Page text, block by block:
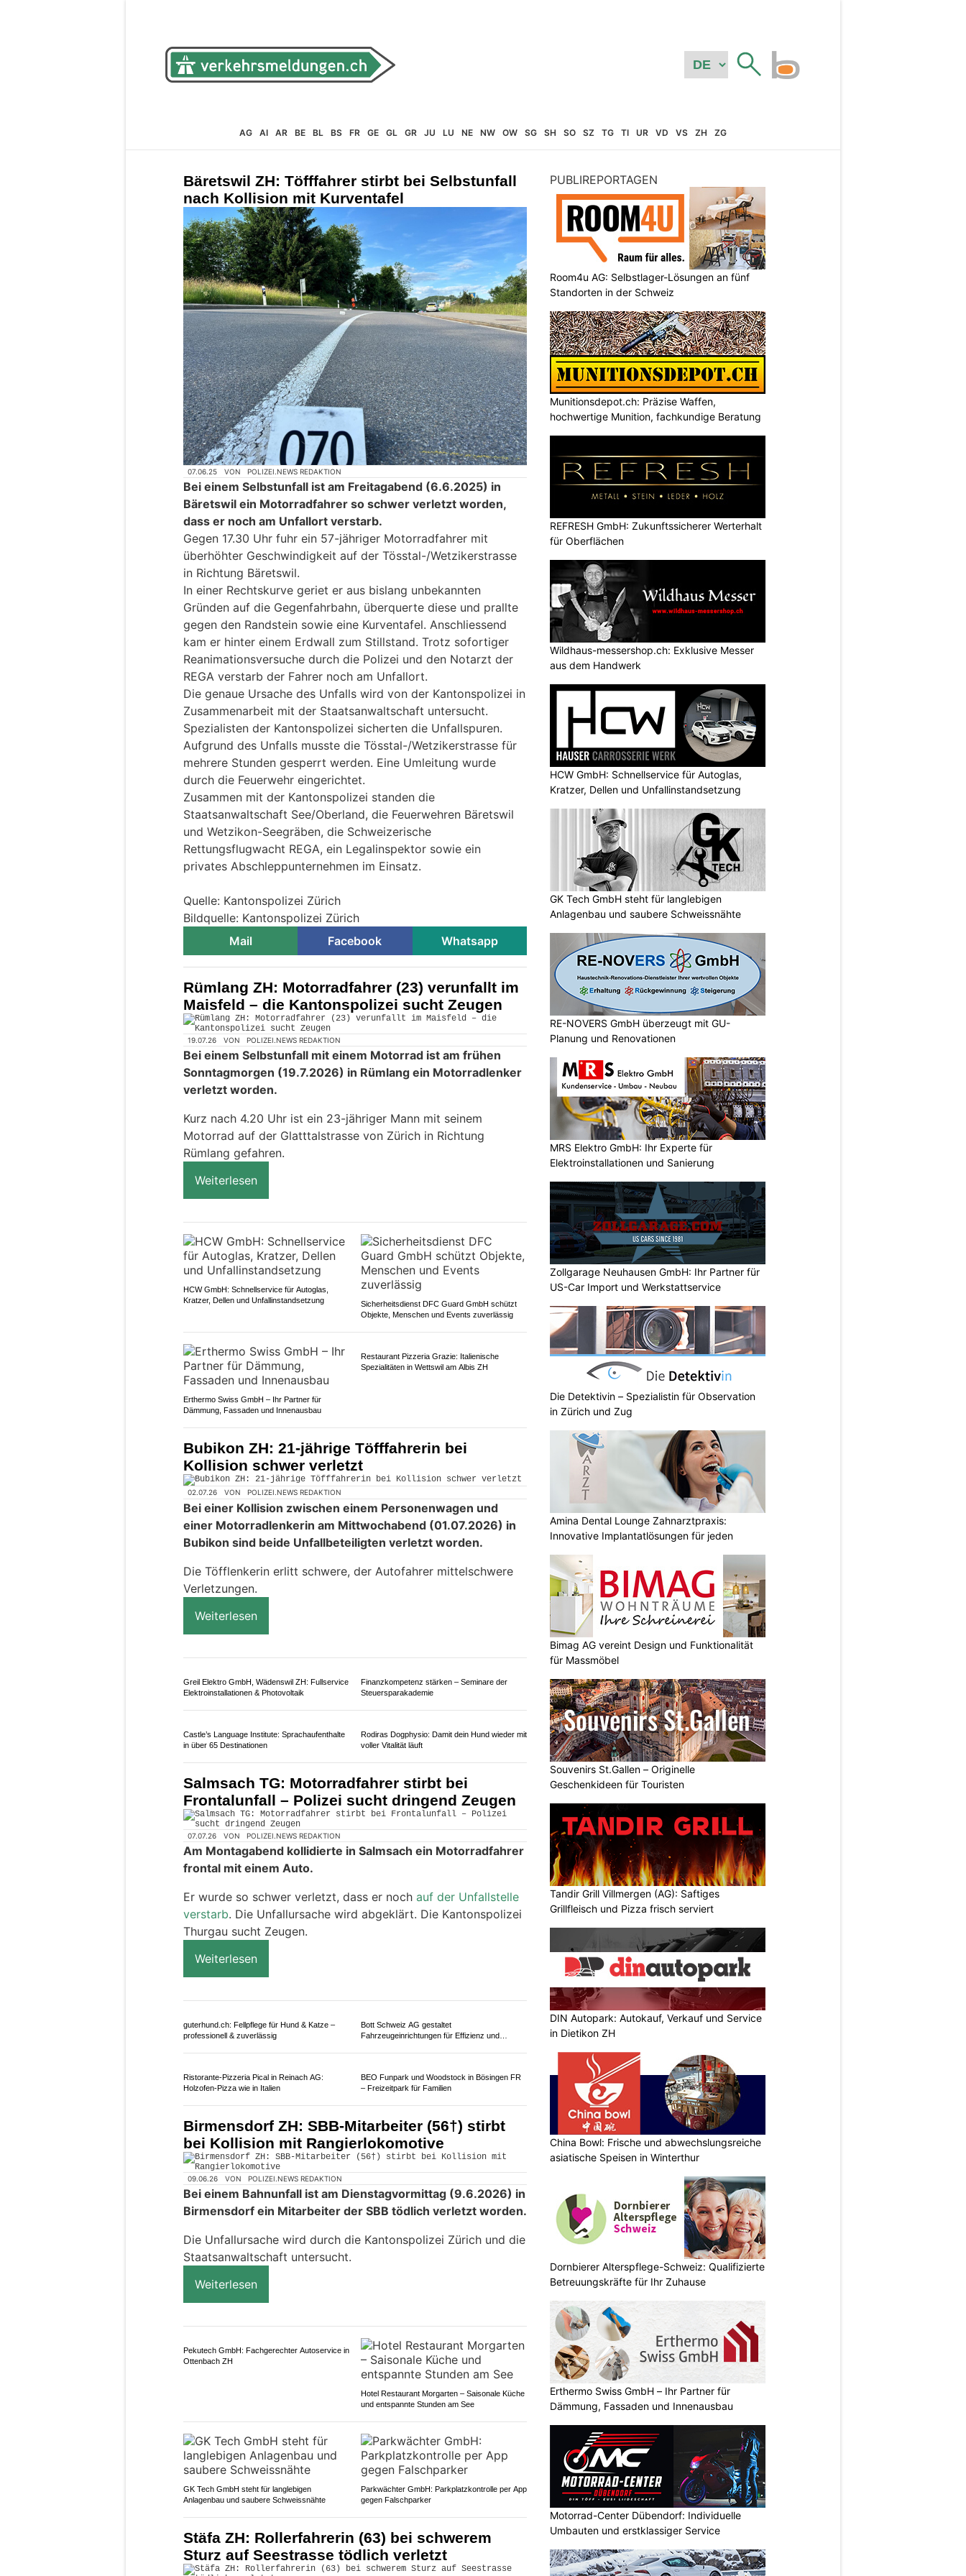
AG AI AR BE BL BS FR GE GL GR JU LU NE NW OW SG SH SO SZ TG TI UR VD VS ZH ZG
Bäretswil ZH: Töfffahrer stirbt bei Selbstunfall
nach Kollision mit Kurventafel
07.06.25 VON POLIZEI.NEWS REDAKTION
Bei einem Selbstunfall ist am Freitagabend (6.6.2025) in
Bäretswil ein Motorradfahrer so schwer verletzt worden,
dass er noch am Unfallort verstarb.
Gegen 17.30 Uhr fuhr ein 57-jähriger Motorradfahrer mit
überhöhter Geschwindigkeit auf der Tösstal-/Wetzikerstrasse
in Richtung Bäretswil.
In einer Rechtskurve geriet er aus bislang unbekannten
Gründen auf die Gegenfahrbahn, überquerte diese und prallte
gegen den Randstein sowie eine Kurventafel. Anschliessend
kam er hinter einem Erdwall zum Stillstand. Trotz sofortiger
Reanimationsversuche durch die Polizei und den Notarzt der
REGA verstarb der Fahrer noch am Unfallort.
Die genaue Ursache des Unfalls wird von der Kantonspolizei in
Zusammenarbeit mit der Staatsanwaltschaft untersucht.
Spezialisten der Kantonspolizei sicherten die Unfallspuren.
Aufgrund des Unfalls musste die Tösstal-/Wetzikerstrasse für
mehrere Stunden gesperrt werden. Eine Umleitung wurde
durch die Feuerwehr eingerichtet.
Zusammen mit der Kantonspolizei standen die
Staatsanwaltschaft See/Oberland, die Feuerwehren Bäretswil
und Wetzikon-Seegräben, die Schweizerische
Rettungsflugwacht REGA, ein Legalinspektor sowie ein
privates Abschleppunternehmen im Einsatz.
Quelle: Kantonspolizei Zürich
Bildquelle: Kantonspolizei Zürich
Mail
Facebook Whatsapp
Rümlang ZH: Motorradfahrer (23) verunfallt im
Maisfeld – die Kantonspolizei sucht Zeugen
19.07.26 VON POLIZEI.NEWS REDAKTION
Bei einem Selbstunfall mit einem Motorrad ist am frühen
Sonntagmorgen (19.7.2026) in Rümlang ein Motorradlenker
verletzt worden.
Kurz nach 4.20 Uhr ist ein 23-jähriger Mann mit seinem
Motorrad auf der Glatttalstrasse von Zürich in Richtung
Rümlang gefahren.
Weiterlesen
HCW GmbH: Schnellservice für Autoglas,
Kratzer, Dellen und Unfallinstandsetzung
Sicherheitsdienst DFC Guard GmbH schützt
Objekte, Menschen und Events zuverlässig
Erthermo Swiss GmbH – Ihr Partner für
Dämmung, Fassaden und Innenausbau
Bubikon ZH: 21-jährige Töfffahrerin bei
Kollision schwer verletzt
02.07.26 VON POLIZEI.NEWS REDAKTION
Bei einer Kollision zwischen einem Personenwagen und
einer Motorradlenkerin am Mittwochabend (01.07.2026) in
Bubikon sind beide Unfallbeteiligten verletzt worden.
Die Töfflenkerin erlitt schwere, der Autofahrer mittelschwere
Verletzungen.
Weiterlesen
Greil Elektro GmbH, Wädenswil ZH: Fullservice
Elektroinstallationen & Photovoltaik
Steuersparakademie
Castle’s Language Institute: Sprachaufenthalte
in über 65 Destinationen
voller Vitalität läuft
Frontalunfall – Polizei sucht dringend Zeugen
07.07.26 VON POLIZEI.NEWS REDAKTION
Am Montagabend kollidierte in Salmsach ein Motorradfahrer
Er wurde so schwer verletzt, dass er nochauf der Unfallstelle
Thurgau sucht Zeugen.
guterhund.ch: Fellpflege für Hund & Katze –
professionell & zuverlässig
Sicherheit
Ristorante-Pizzeria Pical in Reinach AG:
bei Kollision mit Rangierlokomotive
09.06.26 VON
Bei einem Bahnunfall ist am Dienstagvormittag (9.6.2026) in
Birmensdorf ein Mitarbeiter der SBB tödlich verletzt worden.
Die Unfallursache wird durch die Kantonspolizei Zürich und die
Staatsanwaltschaft untersucht.
Weiterlesen
PUBLIREPORTAGEN
Room4u AG: Selbstlager-Lösungen an fünf
Standorten in der Schweiz
Munitionsdepot.ch: Präzise Waffen,
hochwertige Munition, fachkundige Beratung
REFRESH GmbH: Zukunftssicherer Werterhalt
für Oberflächen
Wildhaus-messershop.ch: Exklusive Messer
aus dem Handwerk
HCW GmbH: Schnellservice für Autoglas,
Kratzer, Dellen und Unfallinstandsetzung
GK Tech GmbH steht für langlebigen
Anlagenbau und saubere Schweissnähte
RE-NOVERS GmbH überzeugt mit GU-
Planung und Renovationen
MRS Elektro GmbH: Ihr Experte für
Elektroinstallationen und Sanierung
Zollgarage Neuhausen GmbH: Ihr Partner für
US-Car Import und Werkstattservice
Die Detektivin – Spezialistin für Observation
in Zürich und Zug
Amina Dental Lounge Zahnarztpraxis:
Innovative Implantatlösungen für jeden
Bimag AG vereint Design und Funktionalität
für Massmöbel
Souvenirs St.Gallen – Originelle
Geschenkideen für Touristen
Tandir Grill Villmergen (AG): Saftiges
Grillfleisch und Pizza frisch serviert
DIN Autopark: Autokauf, Verkauf und Service
in Dietikon ZH
China Bowl: Frische und abwechslungsreiche
asiatische Speisen in Winterthur
Dornbierer Alterspflege-Schweiz: Qualifizierte
Betreuungskräfte für Ihr Zuhause
Erthermo Swiss GmbH – Ihr Partner für
Dämmung, Fassaden und Innenausbau
Motorrad-Center Dübendorf: Individuelle
Umbauten und erstklassiger Service